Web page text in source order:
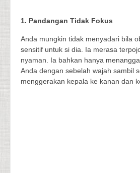
1. Pandangan Tidak Fokus
Anda mungkin tidak menyadari bila
sensitif untuk si dia. Ia merasa
nyaman. Ia bahkan hanya
Anda dengan sebelah wajah sambil
menggerakan kepala ke kanan dan